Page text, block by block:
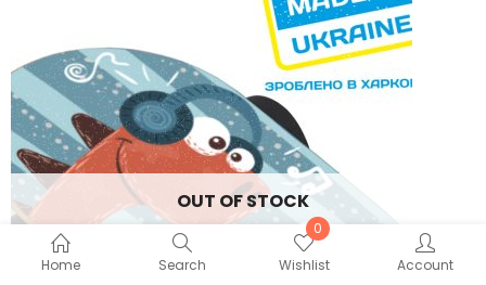
Home Search
0
Wishlist
Account
OUT OF STOCK